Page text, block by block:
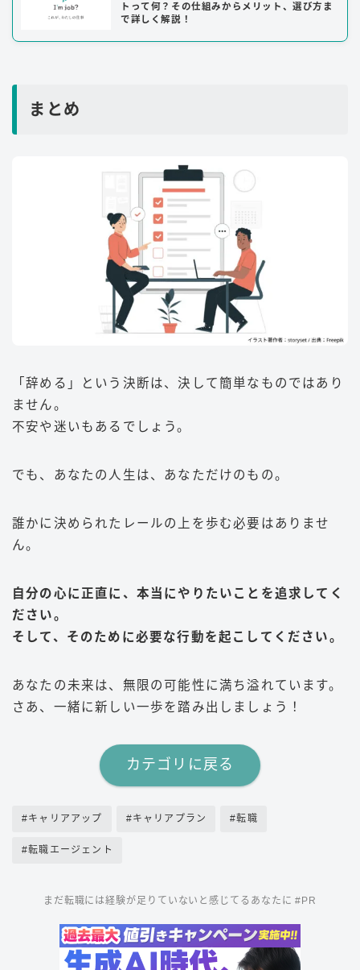
トって何？その仕組みからメリット、選び方ま
で詳しく解説！
まとめ
「辞める」という決断は、決して簡単なものではあり
ません。
不安や迷いもあるでしょう。
でも、あなたの人生は、あなただけのもの。
誰かに決められたレールの上を歩む必要はありませ
ん。
自分の心に正直に、本当にやりたいことを追求してく
ださい。
そして、そのために必要な行動を起こしてください。
あなたの未来は、無限の可能性に満ち溢れています。
さあ、一緒に新しい一歩を踏み出しましょう！
カテゴリに戻る
#キャリアアップ #キャリアプラン #転職
#転職エージェント
まだ転職には経験が足りていないと感じてるあなたに #PR